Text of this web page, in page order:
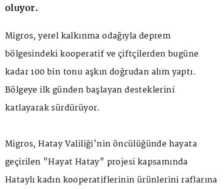
oluyor.
Migros, yerel kalkınma odağıyla deprem
bölgesindeki kooperatif ve çiftçilerden bugüne
kadar 100 bin tonu aşkın doğrudan alım yaptı.
Bölgeye ilk günden başlayan desteklerini
katlayarak sürdürüyor.
Migros, Hatay Valiliği'nin öncülüğünde hayata
geçirilen "Hayat Hatay" projesi kapsamında
Hataylı kadın kooperatiflerinin ürünlerini raflarına